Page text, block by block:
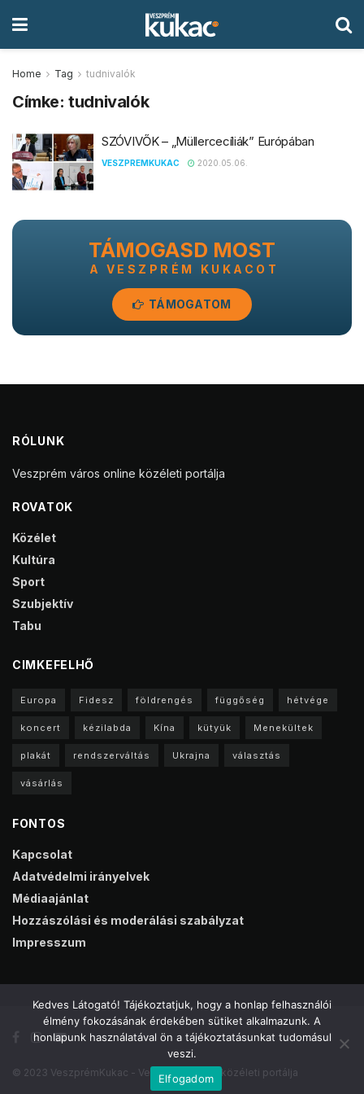
Home Tag tudnivalók
Címke:tudnivalók
SZÓVIVŐK – „Müllercecíliák” Európában
VESZPREMKUKAC 2020.05.06.
TÁMOGASD MOST
A VESZPRÉM KUKACOT
TÁMOGATOM
RÓLUNK
Veszprém város online közéleti portálja
ROVATOK
Közélet
Kultúra
Sport
Szubjektív
Tabu
CIMKEFELHŐ
Europa Fidesz földrengés függőség hétvége
koncert kézilabda Kína kütyük Menekültek
plakát rendszerváltás Ukrajna választás
vásárlás
FONTOS
Kapcsolat
Adatvédelmi irányelvek
Médiaajánlat
Hozzászólási és moderálási szabályzat
Impresszum
© 2023 VeszprémKukac - Veszprém online közéleti portálja
Kedves Látogató! Tájékoztatjuk, hogy a honlap felhasználói
élmény fokozásának érdekében sütiket alkalmazunk. A
honlapunk használatával ön a tájékoztatásunkat tudomásul
veszi.
Elfogadom